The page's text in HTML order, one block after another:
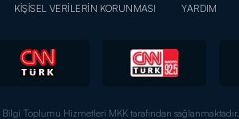
KİŞİSEL VERİLERİN KORUNMASI YARDIM
Bilgi Toplumu Hizmetleri MKK tarafından sağlanmaktadır.